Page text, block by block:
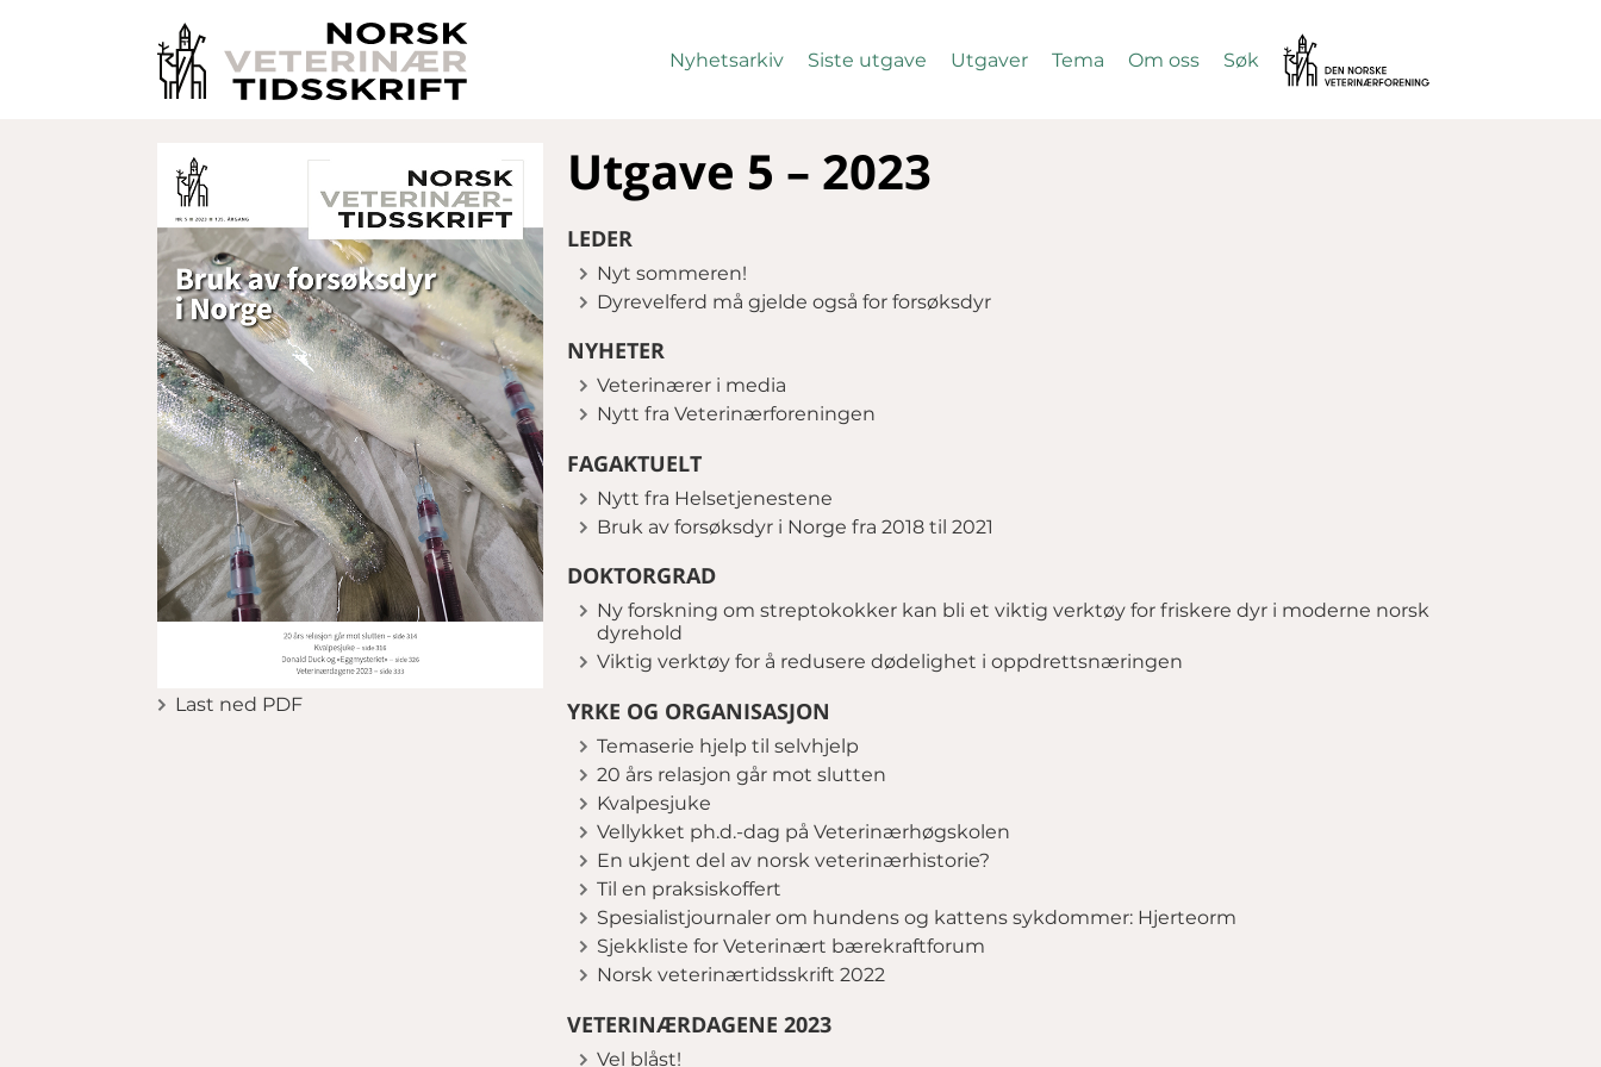
Nyhetsarkiv Siste utgave Utgaver Tema Om oss Søk
Vetnett
Last ned PDF
Utgave 5 – 2023
LEDER
Nyt sommeren!
Dyrevelferd må gjelde også for forsøksdyr
NYHETER
Veterinærer i media
Nytt fra Veterinærforeningen
FAGAKTUELT
Nytt fra Helsetjenestene
Bruk av forsøksdyr i Norge fra 2018 til 2021
DOKTORGRAD
Ny forskning om streptokokker kan bli et viktig verktøy for friskere dyr i moderne norsk
dyrehold
Viktig verktøy for å redusere dødelighet i oppdrettsnæringen
YRKE OG ORGANISASJON
Temaserie hjelp til selvhjelp
20 års relasjon går mot slutten
Kvalpesjuke
Vellykket ph.d.-dag på Veterinærhøgskolen
En ukjent del av norsk veterinærhistorie?
Til en praksiskoffert
Spesialistjournaler om hundens og kattens sykdommer: Hjerteorm
Sjekkliste for Veterinært bærekraftforum
Norsk veterinærtidsskrift 2022
VETERINÆRDAGENE 2023
Vel blåst!